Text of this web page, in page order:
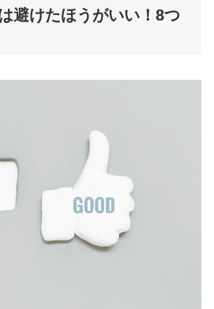
避けたほうがいい！8つ